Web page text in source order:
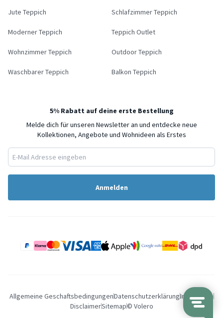
Jute Teppich Schlafzimmer Teppich
Moderner Teppich Teppich Outlet
Wohnzimmer Teppich Outdoor Teppich
Waschbarer Teppich Balkon Teppich
5% Rabatt auf deine erste Bestellung
Melde dich für unseren Newsletter an und entdecke neue
Kollektionen, Angebote und Wohnideen als Erstes
Anmelden
Allgemeine GeschaftsbedingungenDatenschutzerklärungImpressum
DisclaimerSitemap© Volero